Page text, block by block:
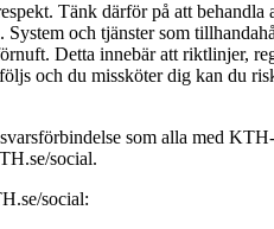
Tänk därför på att behandla
och tjänster som
Detta innebär att riktlinjer,
och du missköter dig kan du
som alla med
social.
social: